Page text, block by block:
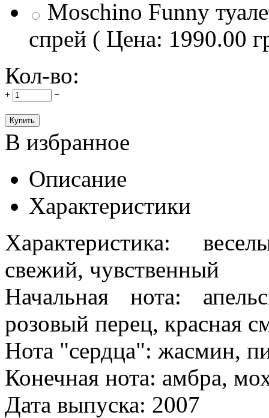
Moschino Funny
спрей ( Цена: 1990.00
Кол-во:
+ −
В избранное
Описание
Характеристики
Характеристика:
свежий, чувственный
Начальная нота:
розовый перец, красная
Нота "сердца": жасмин,
Конечная нота: амбра,
Дата выпуска: 2007